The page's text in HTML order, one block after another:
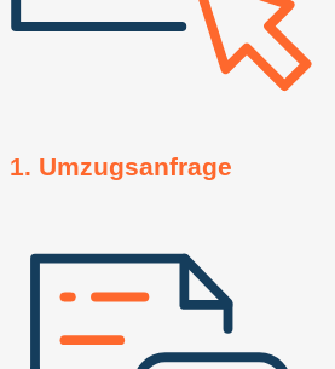
1. Umzugsanfrage